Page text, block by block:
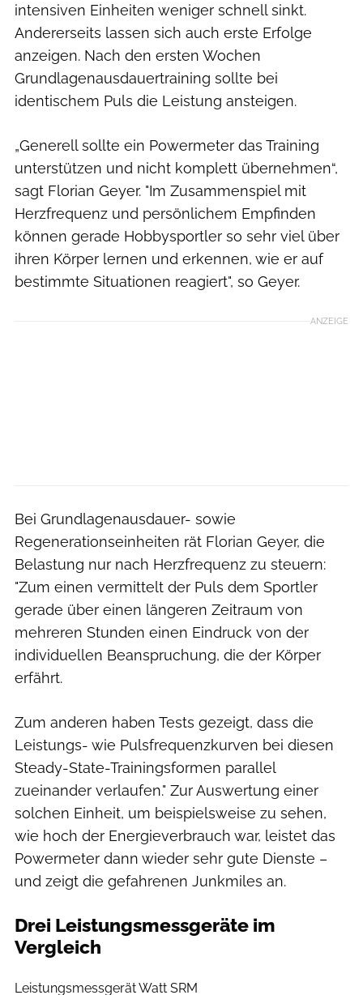
intensiven Einheiten weniger schnell sinkt.
Andererseits lassen sich auch erste Erfolge
anzeigen. Nach den ersten Wochen
Grundlagenausdauertraining sollte bei
identischem Puls die Leistung ansteigen.
„Generell sollte ein Powermeter das Training
unterstützen und nicht komplett übernehmen“,
sagt Florian Geyer. "Im Zusammenspiel mit
Herzfrequenz und persönlichem Empfinden
können gerade Hobbysportler so sehr viel über
ihren Körper lernen und erkennen, wie er auf
bestimmte Situationen reagiert", so Geyer.
ANZEIGE
Bei Grundlagenausdauer- sowie
Regenerationseinheiten rät Florian Geyer, die
Belastung nur nach Herzfrequenz zu steuern:
"Zum einen vermittelt der Puls dem Sportler
gerade über einen längeren Zeitraum von
mehreren Stunden einen Eindruck von der
individuellen Beanspruchung, die der Körper
erfährt.
Zum anderen haben Tests gezeigt, dass die
Leistungs- wie Pulsfrequenzkurven bei diesen
Steady-State-Trainingsformen parallel
zueinander verlaufen." Zur Auswertung einer
solchen Einheit, um beispielsweise zu sehen,
wie hoch der Energieverbrauch war, leistet das
Powermeter dann wieder sehr gute Dienste –
und zeigt die gefahrenen Junkmiles an.
Drei Leistungsmessgeräte im
Vergleich
Leistungsmessgerät Watt SRM